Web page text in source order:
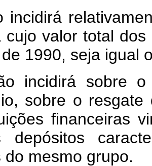
incidirá
cujo valor total
1990, seja igual
incidirá sobre
sobre o
financeiras
do mesmo grupo.